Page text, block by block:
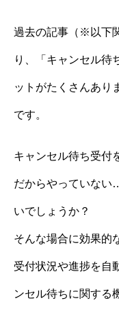
過去の記事（※以下
り、「キャンセル待
ットがたくさんあり
です。
キャンセル待ち受付
だからやっていない
いでしょうか？
そんな場合に効果的
受付状況や進捗を自
ンセル待ちに関する